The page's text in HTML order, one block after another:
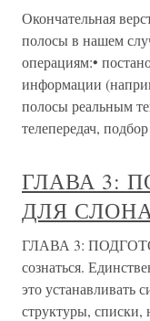
Окончательная
полосы в нашем
операциям:•
информации
полосы реальным
телепередач,
ГЛАВА 3:
ДЛЯ
ГЛАВА 3:
сознаться.
это устанавливать
структуры,